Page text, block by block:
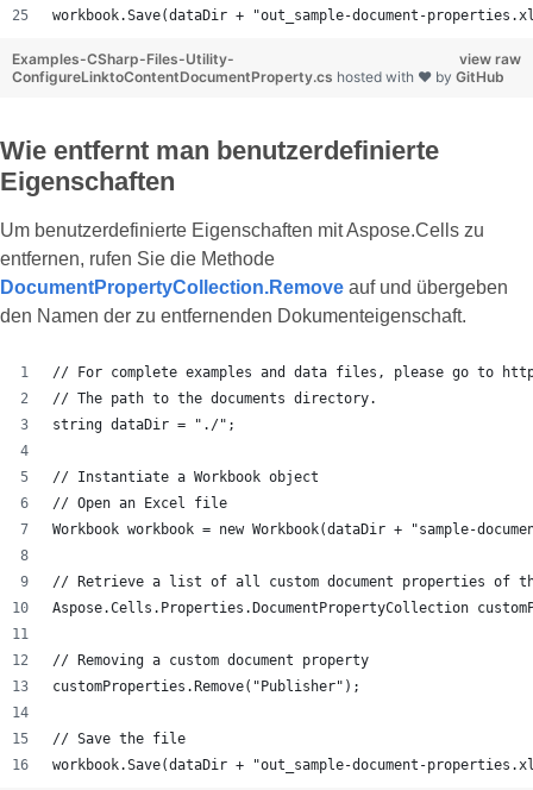
workbook.Save(dataDir + "out_sample-document-
view raw
Examples-CSharp-Files-Utility-
ConfigureLinktoContentDocumentProperty.cs hosted with ❤ by GitHub
Wie entfernt man benutzerdefinierte
Eigenschaften
Um benutzerdefinierte Eigenschaften mit Aspose.Cells zu
entfernen, rufen Sie die Methode
DocumentPropertyCollection.Remove auf und übergeben
den Namen der zu entfernenden Dokumenteigenschaft.
// For complete examples and data files, please go to
// The path to the documents directory.
string dataDir = "./";
// Instantiate a Workbook object
// Open an Excel file
Workbook workbook = new Workbook(dataDir + "sample-
// Retrieve a list of all custom document properties of
Aspose.Cells.Properties.DocumentPropertyCollection
// Removing a custom document property
customProperties.Remove("Publisher");
// Save the file
workbook.Save(dataDir + "out_sample-document-